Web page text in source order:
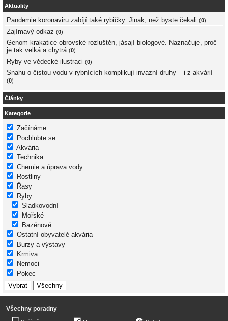
Aktuality
Pandemie koronaviru zabíjí také rybičky. Jinak, než byste čekali (0)
Zajímavý odkaz (0)
Genom krakatice obrovské rozluštěn, jásají biologové. Naznačuje, proč
je tak velká a chytrá (0)
Ryby ve vědecké ilustraci (0)
Snahu o čistou vodu v rybnících komplikují invazní druhy – i z akvárií
(0)
Články
Kategorie
Začínáme
Pochlubte se
Akvária
Technika
Chemie a úprava vody
Rostliny
Řasy
Ryby
Sladkovodní
Mořské
Bazénové
Ostatní obyvatelé akvária
Burzy a výstavy
Krmiva
Nemoci
Pokec
Všechny poradny